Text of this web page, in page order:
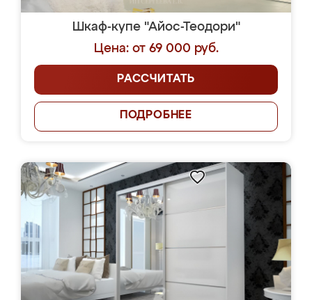
Шкаф-купе "Айос-Теодори"
Цена: от 69 000 руб.
РАССЧИТАТЬ
ПОДРОБНЕЕ